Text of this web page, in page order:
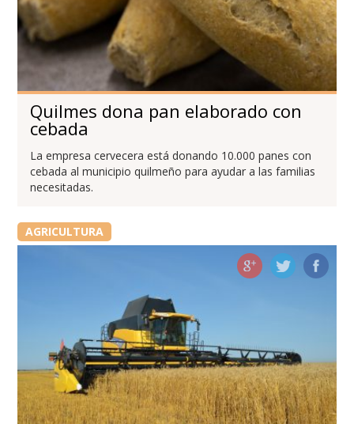
Quilmes dona pan elaborado con
cebada
La empresa cervecera está donando 10.000 panes con
cebada al municipio quilmeño para ayudar a las familias
necesitadas.
AGRICULTURA